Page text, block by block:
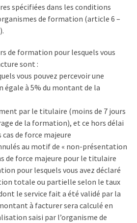
spécifiées dans les conditions
de formation (article 6 –
de formation pour lesquels vous
sont :
vous pouvez percevoir une
égale à 5% du montant de la
par le titulaire (moins de 7 jours
de la formation), et ce hors délai
de force majeure
au motif de « non-présentation
de force majeure pour le titulaire
pour lesquels vous avez déclaré
totale ou partielle selon le taux
le service fait a été validé par la
à facturer sera calculé en
saisi par l’organisme de